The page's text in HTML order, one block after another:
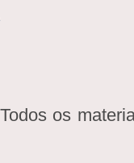
os